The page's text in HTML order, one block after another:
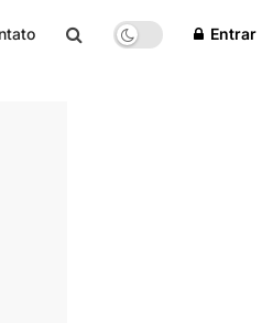
Entrar